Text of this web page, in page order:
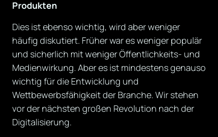
Produkten
Dies ist ebenso wichtig, wird aber weniger
häufig diskutiert. Früher war es weniger populär
und sicherlich mit weniger Öffentlichkeits- und
Medienwirkung. Aber es ist mindestens genauso
wichtig für die Entwicklung und
Wettbewerbsfähigkeit der Branche. Wir stehen
vor der nächsten großen Revolution nach der
Digitalisierung.